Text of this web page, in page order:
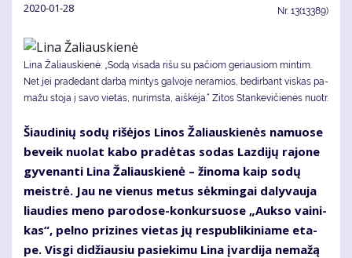
2020-01-28 Nr. 13(13389)
Li­na Ža­liaus­kie­nė: „So­dą vi­sa­da ri­šu su pa­čiom ge­riau­siom min­tim.
Net jei pra­de­dant dar­bą min­tys gal­vo­je ne­ra­mios, be­dir­bant vis­kas pa­
ma­žu sto­ja į sa­vo vie­tas, nu­rims­ta, aiš­kė­ja.“ Zitos Stankevičienės nuotr.
Šiau­di­nių so­dų ri­šė­jos Li­nos Ža­liaus­kie­nės na­muo­se
be­veik nuo­lat ka­bo pra­dė­tas so­das Laz­di­jų ra­jo­ne
gy­ve­nan­ti Li­na Ža­liaus­kie­nė – ži­no­ma kaip so­dų
meist­rė. Jau ne vie­nus me­tus sėk­min­gai da­ly­vau­ja
liau­dies me­no pa­ro­do­se-kon­kur­suo­se „Auk­so vai­ni­
kas“, pel­no pri­zi­nes vie­tas jų res­pub­li­ki­nia­me eta­
pe. Vis­gi di­džiau­siu pa­sie­ki­mu Li­na įvar­di­ja ne­ma­žą